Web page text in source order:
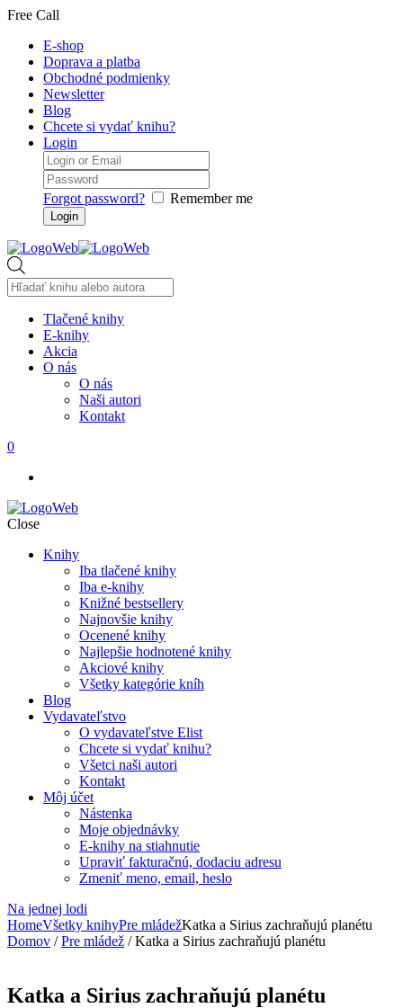
Free Call
E-shop
Doprava a platba
Obchodné podmienky
Newsletter
Blog
Chcete si vydať knihu?
Login
Forgot password? Remember me
search
Tlačené knihy
E-knihy
Akcia
O nás
O nás
Naši autori
Kontakt
0
Close
Knihy
Iba tlačené knihy
Iba e-knihy
Knižné bestsellery
Najnovšie knihy
Ocenené knihy
Najlepšie hodnotené knihy
Akciové knihy
Všetky kategórie kníh
Blog
Vydavateľstvo
O vydavateľstve Elist
Chcete si vydať knihu?
Všetci naši autori
Kontakt
Môj účet
Nástenka
Moje objednávky
E-knihy na stiahnutie
Upraviť fakturačnú, dodaciu adresu
Zmeniť meno, email, heslo
Na jednej lodi
HomeVšetky knihyPre mládežKatka a Sirius zachraňujú planétu
Domov /Pre mládež / Katka a Sirius zachraňujú planétu
Katka a Sirius zachraňujú planétu